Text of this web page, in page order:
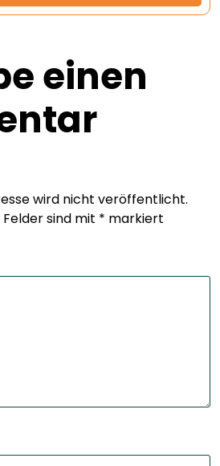
einen
wird nicht veröffentlicht.
sind mit * markiert